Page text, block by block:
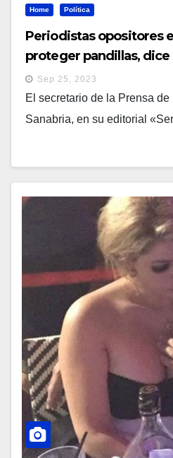
Home Política
Periodistas opositores
proteger pandillas, dice
Sep 25, 2023
El secretario de la Prensa
Sanabria, en su editorial